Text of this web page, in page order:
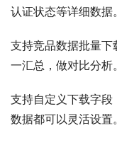
认证状态等详细数据。
支持竞品数据批量
一汇总，做对比分析。
支持自定义下载字
数据都可以灵活设置。